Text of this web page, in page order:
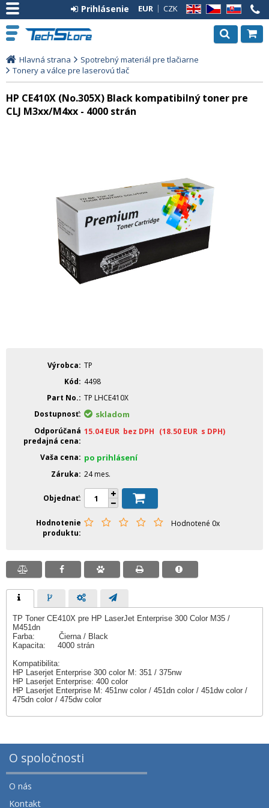
EN CZ SK
EUR CZK
Prihlásenie
Hlavná strana
Spotrebný materiál pre tlačiarne
Tonery a válce pre laserovú tlač
HP CE410X (No.305X) Black kompatibilný toner pre
CLJ M3xx/M4xx - 4000 strán
Výrobca TP
Kód
4498
Part No. TP LHCE410X
Dostupnosť
skladom
Odporúčaná
predajná cena
15.04 EUR bez DPH (18.50 EUR s DPH)
Vaša cena po prihlásení
Záruka 24 mes.
Objednať
Hodnotenie
produktu
Hodnotené 0x
TP Toner CE410X pre HP LaserJet Enterprise 300 Color M35 /
M451dn
Farba: Čierna / Black
Kapacita: 4000 strán
Kompatibilita:
HP Laserjet Enterprise 300 color M: 351 / 375nw
HP Laserjet Enterprise: 400 color
HP Laserjet Enterprise M: 451nw color / 451dn color / 451dw color /
475dn color / 475dw color
O spoločnosti
O nás
Kontakt